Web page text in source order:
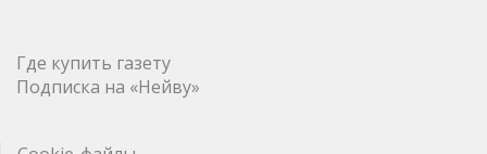
Где купить газету
Подписка на «Нейву»